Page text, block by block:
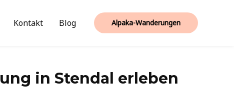
Kontakt Blog Alpaka-Wanderungen
in Stendal erleben